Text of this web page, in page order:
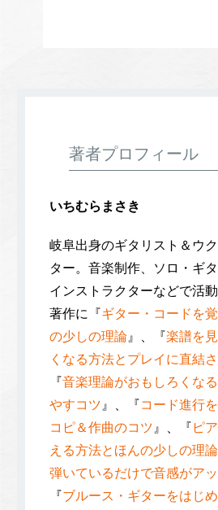
著者プロフィール
いちむらまさき
岐阜出身のギタリスト＆ウ
ター。音楽制作、ソロ・ギ
インストラクターなどで活動
著作に『ギター・コードを
の少しの理論』、『楽譜を
くなる方法とプレイに直結
『音楽理論がおもしろくな
やすコツ 』、『コード進行
コピ＆作曲のコツ 』、『 ピ
える方法とほんの少しの理論
弾いているだけで音感がア
『ブルース・ギターをはじ